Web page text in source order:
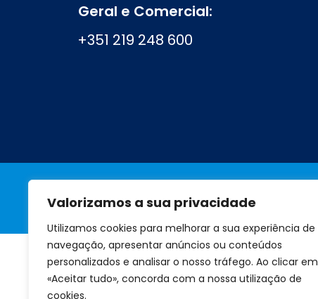
Valorizamos a sua privacidade
Utilizamos cookies para melhorar a sua experiência de
navegação, apresentar anúncios ou conteúdos
personalizados e analisar o nosso tráfego. Ao clicar em
«Aceitar tudo», concorda com a nossa utilização de
cookies.
Geral e Comercial:
+351 219 248 600
A marca Perguntas frequentes